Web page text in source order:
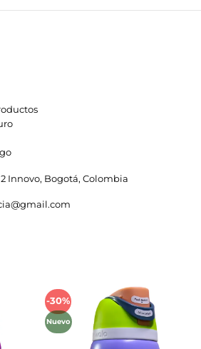
Innovo, Bogotá, Colombia
de
-30%
Nuevo
Añadir
lista de
deseos